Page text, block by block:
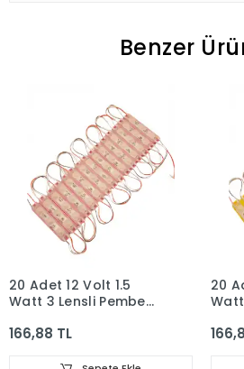
Benzer
20 Adet 12 Volt 1.5
Watt 3 Lensli Pembe
IP65 Modül
166,88 TL
20
IP65